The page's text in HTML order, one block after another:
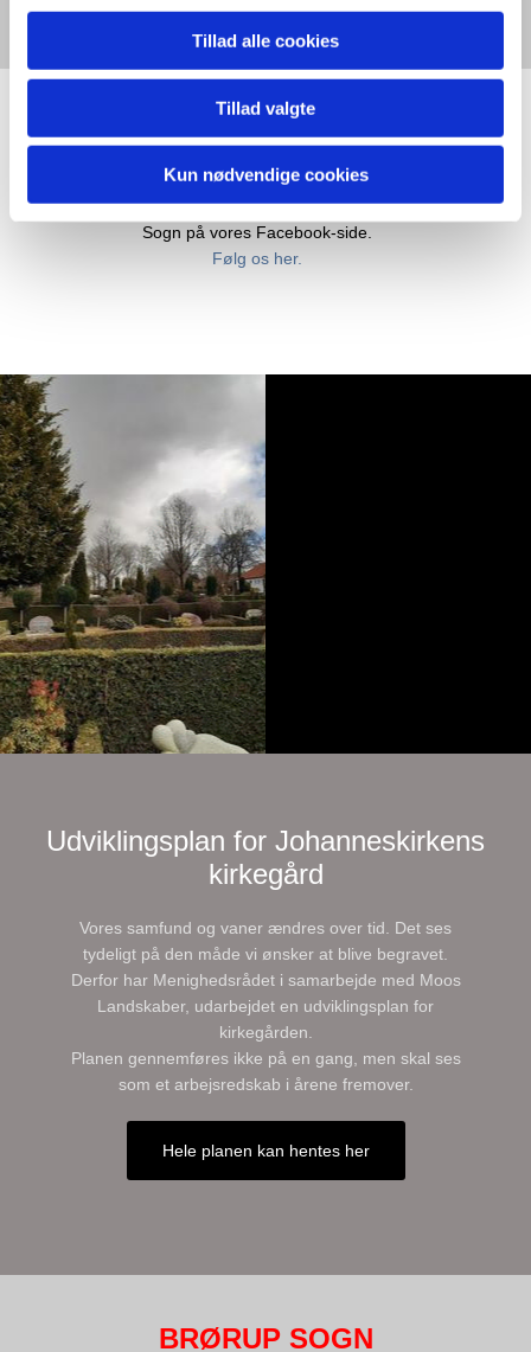
Tillad alle cookies
Tillad valgte
Kun nødvendige cookies
Nyheder
Du kan finde de seneste nyheder og informationer fra Brørup
Sogn på vores Facebook-side.
Følg os her.
Udviklingsplan for Johanneskirkens
kirkegård
Vores samfund og vaner ændres over tid. Det ses
tydeligt på den måde vi ønsker at blive begravet.
Derfor har Menighedsrådet i samarbejde med Moos
Landskaber, udarbejdet en udviklingsplan for
kirkegården.
Planen gennemføres ikke på en gang, men skal ses
som et arbejsredskab i årene fremover.
Hele planen kan hentes her
BRØRUP SOGN